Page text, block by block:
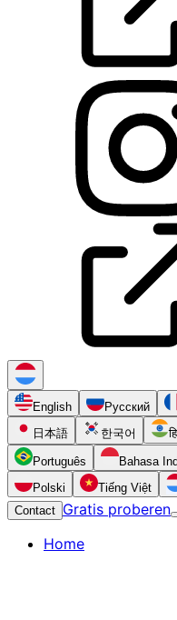
English Русский
日本語
한국어
Português Bahasa
Polski
Tiếng Việt
Contact Gratis proberen
Home